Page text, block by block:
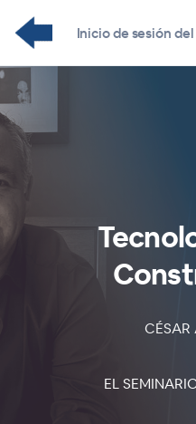
Inicio de sesión
CÉSAR
EL